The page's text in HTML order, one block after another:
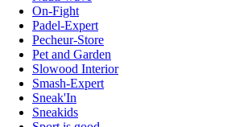
On-Fight
Padel-Expert
Pecheur-Store
Pet and Garden
Slowood Interior
Smash-Expert
Sneak'In
Sneakids